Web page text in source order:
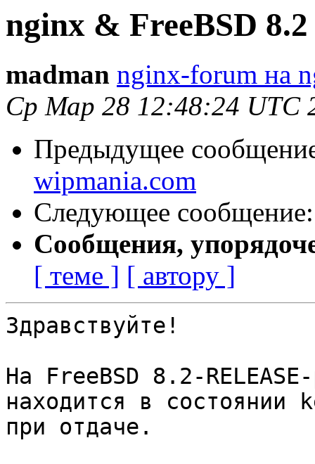
nginx & FreeBSD
madman nginx-forum на
Ср Мар 28 12:48:24 UTC
Предыдущее
wipmania.com
Следующее
Сообщения,
[ теме ] [ автору ]
Здравствуйте!
На FreeBSD 8.2-
находится в состоянии
при отдаче.